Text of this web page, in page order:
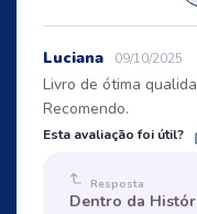
Luciana 09/10/2025
Livro de ótima
Recomendo.
Esta avaliação foi útil?
Resposta
Dentro da